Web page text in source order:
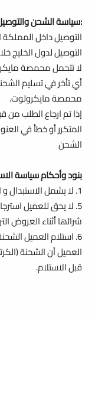
:سياسة الشحن
التوصيل داخل المملكة
التوصيل لدول الخليج خلال 5 – 10 أيام
لا تتحمل محمصة
أي تأخر في تسليم
محمصة مايكرولوت.
إذا تم ارجاع الطلب من
المتكرر أو خطأ في
الشحن
بنود وأحكام سیاسة
1. لا یشمل الاستبدال و الاسترجاع أكیاس البن المحمص
5. لا یحق للعمیل
شرائھا أثناء العروض
6. استلام العمیل
العمیل أن الشحنة
قبل الاستلام.